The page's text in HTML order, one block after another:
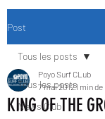
Post
Tous les posts
News Club
Tous les posts
KING OF THE
Poyo Surf CLub
7 mai 20121 min